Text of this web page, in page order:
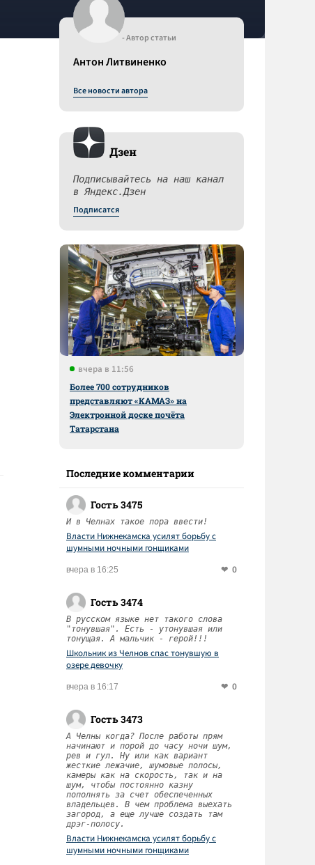
- Автор статьи
Антон Литвиненко
Все новости автора
Дзен
Подписывайтесь на наш канал
в Яндекс.Дзен
Подписатся
вчера в 11:56
Более 700 сотрудников
представляют «КАМАЗ» на
Электронной доске почёта
Татарстана
Последние комментарии
Гость 3475
И в Челнах такое пора ввести!
Власти Нижнекамска усилят борьбу с
шумными ночными гонщиками
вчера в 16:25 0
Гость 3474
В русском языке нет такого слова
"тонувшая". Есть - утонувшая или
тонущая. А мальчик - герой!!!
Школьник из Челнов спас тонувшую в
озере девочку
вчера в 16:17 0
Гость 3473
А Челны когда? После работы прям
начинают и порой до часу ночи шум,
рев и гул. Ну или как вариант
жесткие лежачие, шумовые полосы,
камеры как на скорость, так и на
шум, чтобы постоянно казну
пополнять за счет обеспеченных
владельцев. В чем проблема выехать
загород, а еще лучше создать там
дрэг-полосу.
Власти Нижнекамска усилят борьбу с
шумными ночными гонщиками